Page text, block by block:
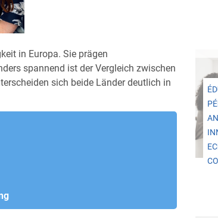
in Europa. Sie prägen
spannend ist der Vergleich zwischen
sich beide Länder deutlich in